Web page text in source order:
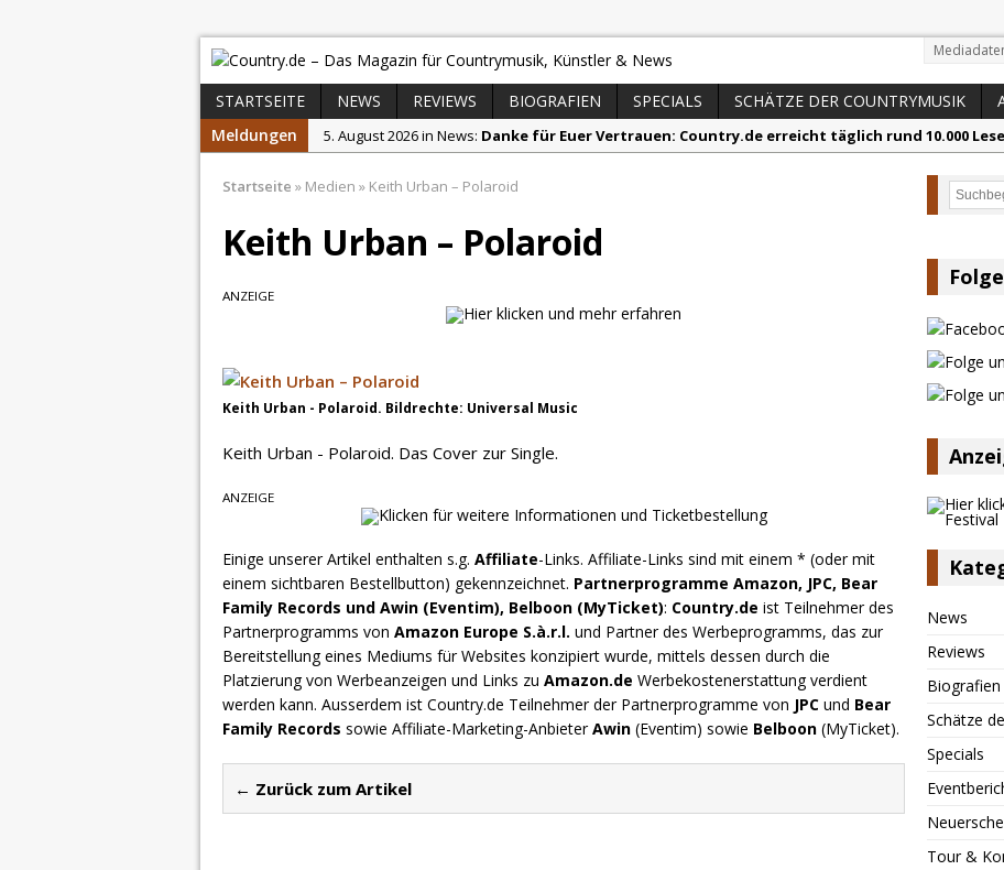
STARTSEITE NEWS REVIEWS BIOGRAFIEN SPECIALS SCHÄTZE DER COUNTRYMUSIK
Meldungen
5. August 2026 in News: Danke für Euer Vertrauen: Country.de erreicht täglich rund 10.000
Carter Faith mit brandneuem Musikvideo zu „Pearl Handled Pistol“
4. August 2026 in News:Son Volt – „Sound Signal Serenades“ erscheint am 28. August
Country Music Hot News – 2. August 2026: Dolly Parton, Bill Anderson
Chris Johnson & The Hollywood Hillbillies kündigen neues Album mit
Startseite » Medien » Keith Urban – Polaroid
Keith Urban – Polaroid
ANZEIGE
Keith Urban - Polaroid. Bildrechte: Universal Music
Keith Urban - Polaroid. Das Cover zur Single.
ANZEIGE
Einige unserer Artikel enthalten s.g. Affiliate-Links. Affiliate-Links sind mit einem * (oder mit
einem sichtbaren Bestellbutton) gekennzeichnet. Partnerprogramme Amazon, JPC, Bear
Family Records und Awin (Eventim), Belboon (MyTicket): Country.de ist Teilnehmer des
Partnerprogramms von Amazon Europe S.à.r.l. und Partner des Werbeprogramms, das zur
Bereitstellung eines Mediums für Websites konzipiert wurde, mittels dessen durch die
Platzierung von Werbeanzeigen und Links zu Amazon.de Werbekostenerstattung verdient
werden kann. Ausserdem ist Country.de Teilnehmer der Partnerprogramme von JPC und Bear
Family Records sowie Affiliate-Marketing-AnbieterAwin (Eventim) sowie Belboon (MyTicket).
← Zurück zum Artikel
Suchen
News
Reviews
Biografien
Schätze
Specials
Tour &